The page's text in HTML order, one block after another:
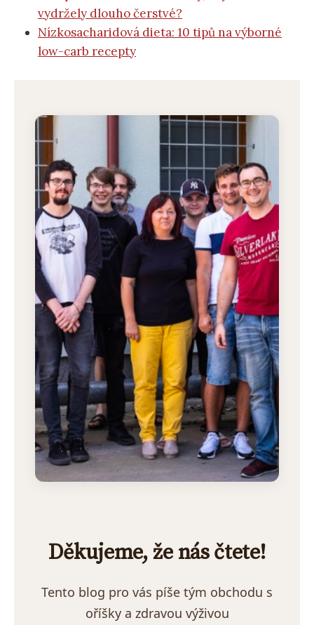
vydržely dlouho čerstvé?
Nízkosacharidová dieta: 10 tipů na výborné
low-carb recepty
Děkujeme, že nás čtete!
Tento blog pro vás píše tým obchodu s
oříšky a zdravou výživou